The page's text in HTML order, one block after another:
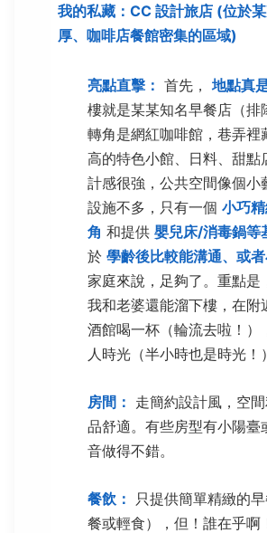
我的私藏：CC 設計旅店 (位於
厚、咖啡店餐館密集的區域)
亮點直擊： 首先， 地點真
樓就是某某知名早餐店（排
轉角是網紅咖啡館，巷弄裡
高的特色小館、日料、甜點
計感很強，公共空間像個小
設施不多，只有一個 小巧
角 和提供 嬰兒床/消毒鍋等
於 學齡後比較能溝通、或
家庭來說，足夠了。重點是
我和老婆還能溜下樓，在附
酒館喝一杯（輪流去啦！）
人時光（半小時也是時光！
房間： 走簡約設計風，空
品舒適。有些房型有小陽臺
音做得不錯。
餐飲：
只提供簡單精緻的
餐或輕食），但！誰在乎啊